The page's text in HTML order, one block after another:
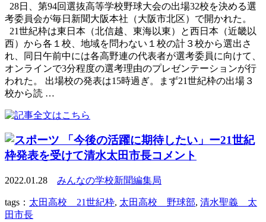
28日、第94回選抜高等学校野球大会の出場32校を決める選
考委員会が毎日新聞大阪本社（大阪市北区）で開かれた。
21世紀枠は東日本（北信越、東海以東）と西日本（近畿以
西）から各１校、地域を問わない１校の計３校から選出さ
れ、同日午前中には各高野連の代表者が選考委員に向けて、
オンラインで3分程度の選考理由のプレゼンテーションが行
われた。 出場校の発表は15時過ぎ。まず21世紀枠の出場３
校から読 …
「今後の活躍に期待したい」ー21世紀
枠発表を受けて清水太田市長コメント
2022.01.28 みんなの学校新聞編集局
tags： 太田高校 21世紀枠, 太田高校 野球部, 清水聖義 太
田市長